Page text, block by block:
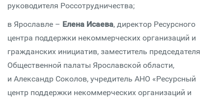
руководителя Россотрудничества;
в Ярославле – Елена Исаева, директор Ресурсного
центра поддержки некоммерческих организаций и
гражданских инициатив, заместитель председателя
Общественной палаты Ярославской области,
и Александр Соколов, учредитель АНО «Ресурсный
центр поддержки некоммерческих организаций и